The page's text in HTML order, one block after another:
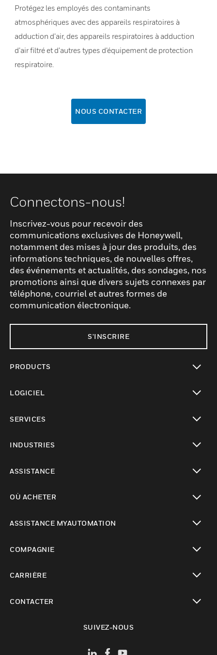
Protégez les employés des contaminants
atmosphériques avec des appareils respiratoires à
adduction d’air, des appareils respiratoires à adduction
d’air filtré et d’autres types d’équipement de protection
respiratoire.
NOUS CONTACTER
Connectons-nous!
Inscrivez-vous pour recevoir des
communications exclusives de Honeywell,
notamment des mises à jour des produits, des
informations techniques, de nouvelles offres,
des événements et actualités, des sondages, nos
promotions ainsi que divers sujets connexes par
téléphone, courriel et autres formes de
communication électronique.
S'INSCRIRE
PRODUCTS
LOGICIEL
SERVICES
INDUSTRIES
ASSISTANCE
OÙ ACHETER
ASSISTANCE MYAUTOMATION
COMPAGNIE
CARRIÈRE
CONTACTER
SUIVEZ-NOUS